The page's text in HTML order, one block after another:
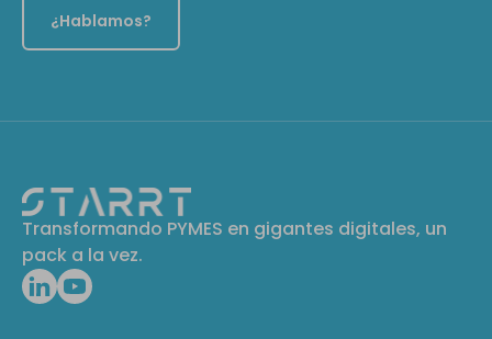
¿Hablamos?
Transformando PYMES en gigantes digitales, un
pack a la vez.